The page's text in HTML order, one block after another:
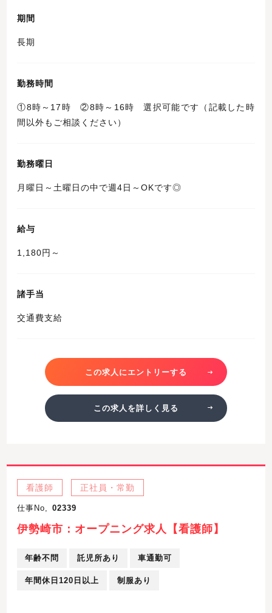
期間
長期
勤務時間
①8時～17時 ②8時～16時 選択可能です（記載した時
間以外もご相談ください）
勤務曜日
月曜日～土曜日の中で週4日～OKです◎
給与
1,180円～
諸手当
交通費支給
この求人にエントリーする
この求人を詳しく見る
看護師 正社員・常勤
仕事No, 02339
伊勢崎市：オープニング求人【看護師】
年齢不問 託児所あり 車通勤可
年間休日120日以上 制服あり